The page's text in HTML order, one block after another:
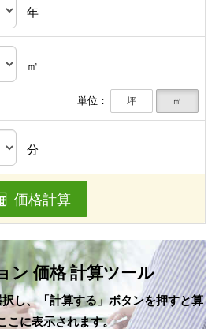
年
㎡
単位： 坪 ㎡
分
価格計算
ン 価格 計算ツール
択し、「計算する」ボタンを押すと算
こに表示されます。